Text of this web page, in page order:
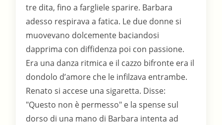
tre dita, fino a fargliele sparire. Barbara
adesso respirava a fatica. Le due donne si
muovevano dolcemente baciandosi
dapprima con diffidenza poi con passione.
Era una danza ritmica e il cazzo bifronte era il
dondolo d’amore che le infilzava entrambe.
Renato si accese una sigaretta. Disse:
"Questo non è permesso" e la spense sul
dorso di una mano di Barbara intenta ad